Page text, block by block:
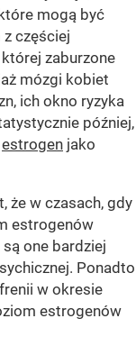
mogą być
z częściej
zaburzone
mózgi kobiet
ich okno ryzyka
później,
estrogen jako
że w czasach, gdy
estrogenów
one bardziej
Ponadto
w okresie
estrogenów